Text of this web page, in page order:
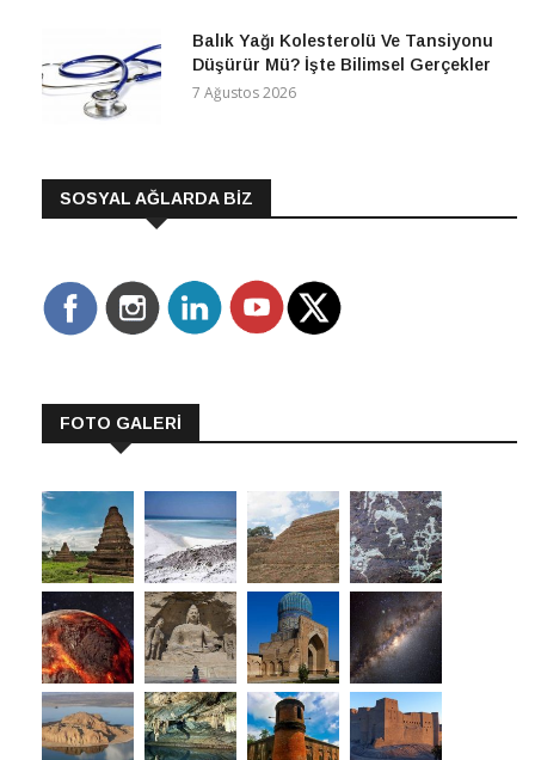
Balık Yağı Kolesterolü Ve Tansiyonu
Düşürür Mü? İşte Bilimsel Gerçekler
7 Ağustos 2026
SOSYAL AĞLARDA BİZ
FOTO GALERİ